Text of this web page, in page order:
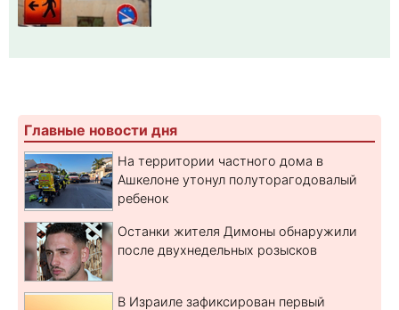
Главные новости дня
На территории частного дома в
Ашкелоне утонул полуторагодовалый
ребенок
Останки жителя Димоны обнаружили
после двухнедельных розысков
В Израиле зафиксирован первый